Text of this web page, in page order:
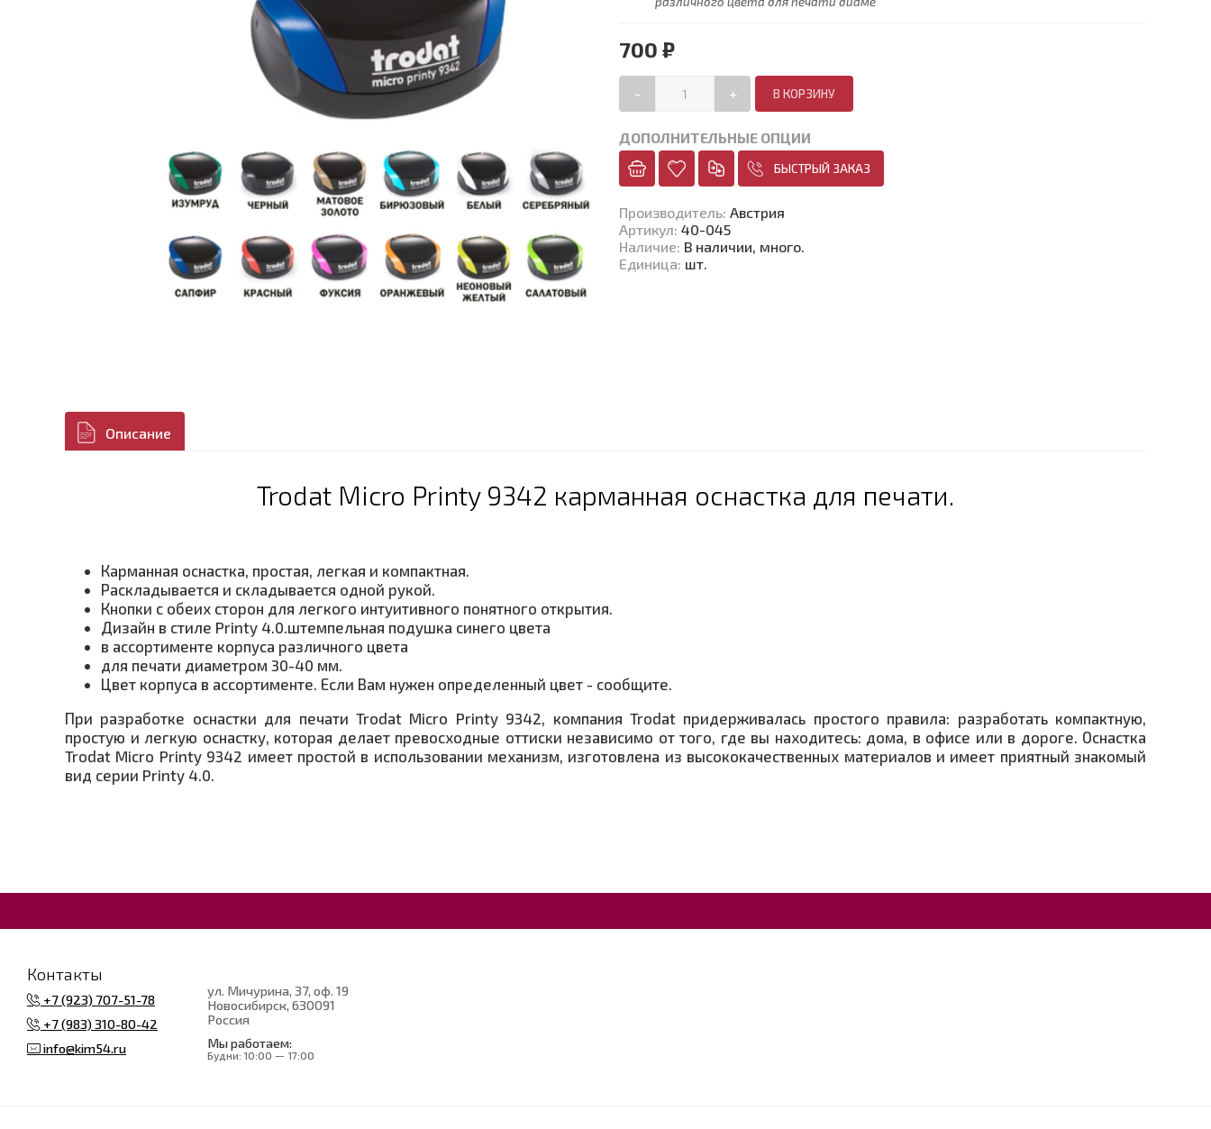
700 ₽
- +
ДОПОЛНИТЕЛЬНЫЕ ОПЦИИ
БЫСТРЫЙ ЗАКАЗ
Производитель: Австрия
Артикул: 40-045
Наличие: В наличии, много.
Единица: шт.
Описание
Trodat Micro Printy 9342 карманная оснастка для печати.
Карманная оснастка, простая, легкая и компактная.
Раскладывается и складывается одной рукой.
Кнопки с обеих сторон для легкого интуитивного понятного открытия.
Дизайн в стиле Printy 4.0.штемпельная подушка синего цвета
в ассортименте корпуса различного цвета
для печати диаметром 30-40 мм.
Цвет корпуса в ассортименте. Если Вам нужен определенный цвет - сообщите.
При разработке оснастки для печати Trodat Micro Printy 9342, компания Trodat придерживалась простого правила: разработать компактную,
простую и легкую оснастку, которая делает превосходные оттиски независимо от того, где вы находитесь: дома, в офисе или в дороге. Оснастка
Trodat Micro Printy 9342 имеет простой в использовании механизм, изготовлена из высококачественных материалов и имеет приятный знакомый
вид серии Printy 4.0.
Контакты
+7 (923) 707-51-78
+7 (983) 310-80-42
info@kim54.ru
ул. Мичурина, 37, оф. 19
Новосибирск, 630091
Россия
Мы работаем:
Будни: 10:00 — 17:00